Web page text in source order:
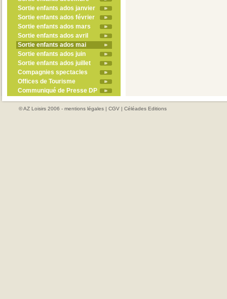
Sortie enfants ados janvier
Sortie enfants ados février
Sortie enfants ados mars
Sortie enfants ados avril
Sortie enfants ados mai
Sortie enfants ados juin
Sortie enfants ados juillet
Compagnies spectacles
Offices de Tourisme
Communiqué de Presse DP
© AZ Loisirs 2006 - mentions légales | CGV | Céléades Editions